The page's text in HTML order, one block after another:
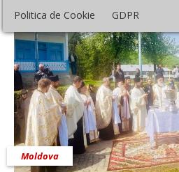
Politica de Cookie GDPR
Moldova